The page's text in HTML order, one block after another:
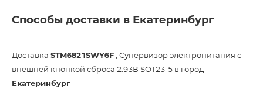
Способы доставки в Екатеринбург
Доставка STM6821SWY6F , Супервизор электропитания с
внешней кнопкой сброса 2.93В SOT23-5 в город
Екатеринбург